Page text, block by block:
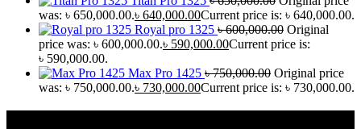
was: ৳ 650,000.00.৳ 640,000.00Current price is: ৳ 640,000.00.
Royal pro 1325 ৳600,000.00 Original
price was: ৳ 600,000.00.৳ 590,000.00Current price is:
৳ 590,000.00.
Max Pro 1425 ৳750,000.00 Original price
was: ৳ 750,000.00.৳ 730,000.00Current price is: ৳ 730,000.00.